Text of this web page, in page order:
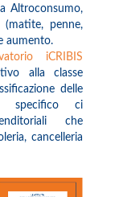
Altroconsumo,
penne,
aumento.
iCRIBIS
alla classe
delle
specifico ci
che
cancelleria